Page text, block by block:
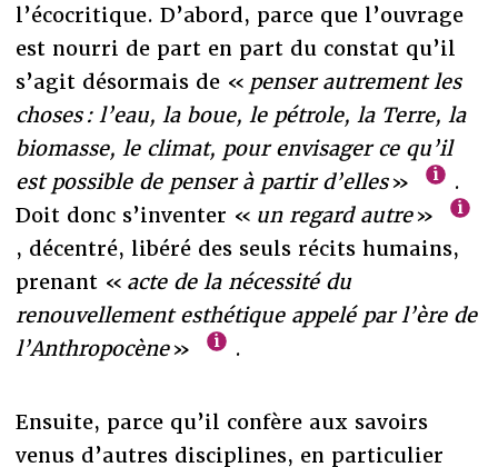
l’écocritique. D’abord, parce que l’ouvrage
est nourri de part en part du constat qu’il
s’agit désormais de « penser autrement les
choses : l’eau, la boue, le pétrole, la Terre, la
biomasse, le climat, pour envisager ce qu’il
est possible de penser à partir d’elles»
.
Doit donc s’inventer « un regard autre»
, décentré, libéré des seuls récits humains,
prenant « acte de la nécessité du
renouvellement esthétique appelé par l’ère de
l’Anthropocène» .
Ensuite, parce qu’il confère aux savoirs
venus d’autres disciplines, en particulier